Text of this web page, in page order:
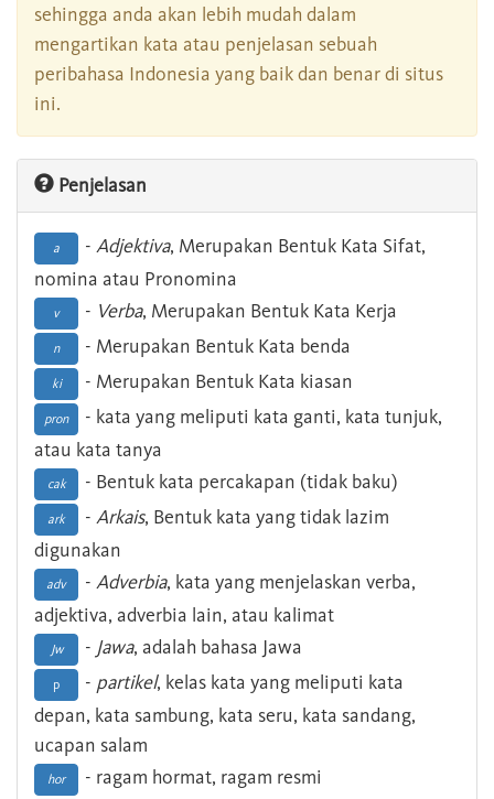
sehingga anda akan lebih mudah dalam
mengartikan kata atau penjelasan sebuah
peribahasa Indonesia yang baik dan benar di situs
ini.
Penjelasan
a - Adjektiva, Merupakan Bentuk Kata Sifat,
nomina atau Pronomina
v - Verba, Merupakan Bentuk Kata Kerja
n - Merupakan Bentuk Kata benda
ki - Merupakan Bentuk Kata kiasan
pron
- kata yang meliputi kata ganti, kata tunjuk,
atau kata tanya
cak - Bentuk kata percakapan (tidak baku)
ark - Arkais, Bentuk kata yang tidak lazim
digunakan
adv - Adverbia, kata yang menjelaskan verba,
adjektiva, adverbia lain, atau kalimat
Jw - Jawa, adalah bahasa Jawa
p - partikel, kelas kata yang meliputi kata
depan, kata sambung, kata seru, kata sandang,
ucapan salam
hor - ragam hormat, ragam resmi